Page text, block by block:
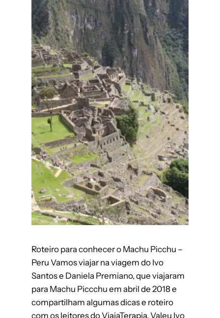
Roteiro para conhecer o Machu Picchu –
Peru Vamos viajar na viagem do Ivo
Santos e Daniela Premiano, que viajaram
para Machu Piccchu em abril de 2018 e
compartilham algumas dicas e roteiro
com os leitores do ViajaTerapia. Valeu Ivo